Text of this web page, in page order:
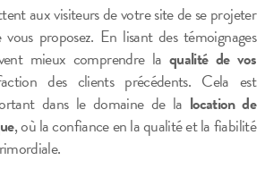
aux visiteurs de votre site de se projeter
vous proposez. En lisant des témoignages
mieux comprendre la qualité de vos
des clients précédents. Cela est
dans le domaine de la location de
, où la confiance en la qualité et la fiabilité